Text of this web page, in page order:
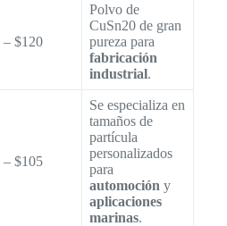
– $120
Polvo de
CuSn20 de gran
pureza para
fabricación
industrial.
– $105
Se especializa en
tamaños de
partícula
personalizados
para
automoción y
aplicaciones
marinas.